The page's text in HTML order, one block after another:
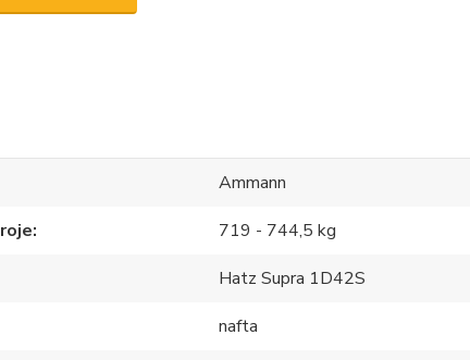
Ammann
719 - 744,5 kg
Hatz Supra 1D42S
nafta